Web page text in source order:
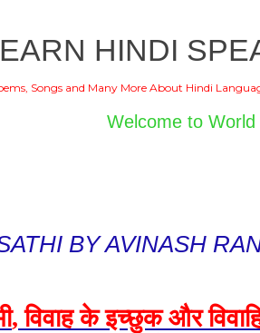
HINDI
Songs and Many More About Hindi
Welcome to World of Hindi
BY AVINASH
, विवाह के इच्छुक और